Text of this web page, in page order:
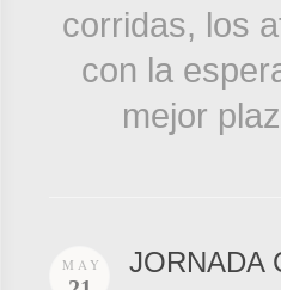
corridas, los
con la
mejor
MAY JORNADA